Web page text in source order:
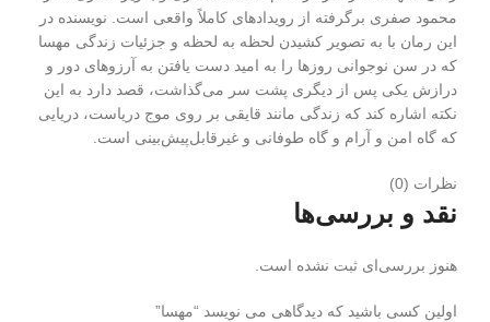
محمود صفری برگرفته از رویدادهای کاملاً واقعی است. نویسنده در
این رمان با به تصویر کشیدن لحظه به لحظه و جزئیات زندگی مهسا
که در سن نوجوانی روزها را به امید دست یافتن به آرزوهای دور و
درازش یکی پس از دیگری پشت سر می‌گذاشت، قصد دارد به این
نکته اشاره کند که زندگی مانند قایقی بر روی موج دریاست، دریایی
که گاه امن و آرام و گاه طوفانی و غیرقابل‌پیش‌بینی است.
نظرات (0)
نقد و بررسی‌ها
هنوز بررسی‌ای ثبت نشده است.
اولین کسی باشید که دیدگاهی می نویسد “مهسا”